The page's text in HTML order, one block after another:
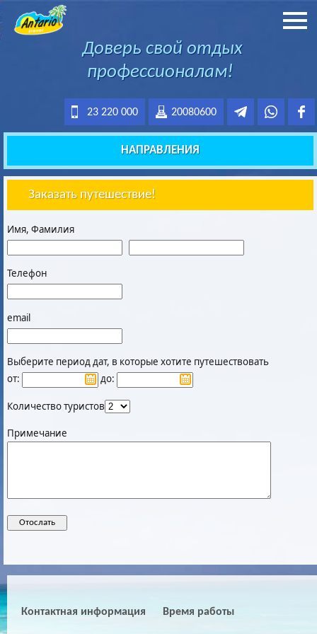
Доверь свой отдых
профессионалам!
20080600
23 220 000
НАПРАВЛЕНИЯ
Заказать путешествие!
Имя, Фамилия
Телефон
email
Выберите период дат, в которые хотите путешествовать
от:
до:
Количество туристов
Примечание
Контактная информация Время работы